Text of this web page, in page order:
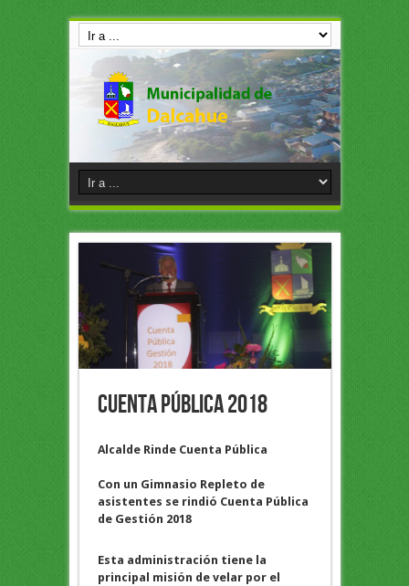
Cuenta Pública 2018
Alcalde Rinde Cuenta Pública
Con un Gimnasio Repleto de
asistentes se rindió Cuenta Pública
de Gestión 2018
Esta administración tiene la
principal misión de velar por el